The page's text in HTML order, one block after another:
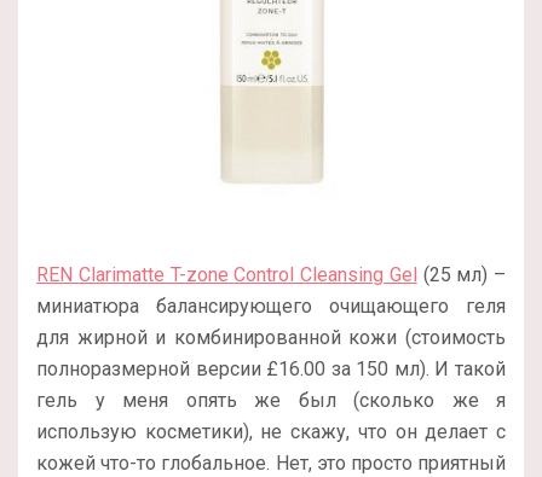
REN Clarimatte T-zone Control Cleansing Gel (25 мл) –
миниатюра балансирующего очищающего геля
для жирной и комбинированной кожи (стоимость
полноразмерной версии £16.00 за 150 мл). И такой
гель у меня опять же был (сколько же я
использую косметики), не скажу, что он делает с
кожей что-то глобальное. Нет, это просто приятный